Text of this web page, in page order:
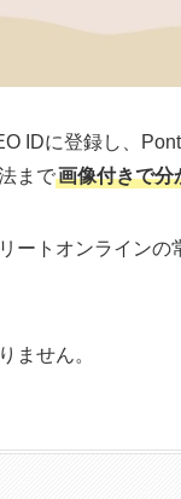
IDに登録し、
まで画像付きで分
ートオンラインの
ません。